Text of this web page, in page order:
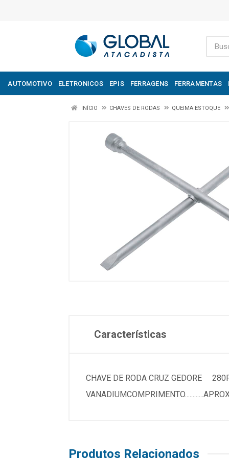
AUTOMOTIVO ELETRONICOS EPIS FERRAGENS FERRAMENTAS
INÍCIO CHAVES DE RODAS QUEIMA ESTOQUE
Características
CHAVE DE RODA CRUZ GEDORE
Produtos Relacionados